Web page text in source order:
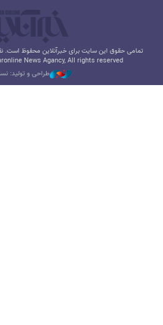
تمامی حقوق این سایت برای خبرآنلاین محفوظ است.
News Agancy, All rights reserved
طراحی و تولید: